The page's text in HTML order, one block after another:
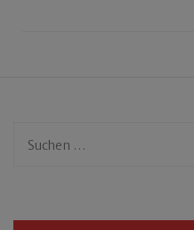
Suchen